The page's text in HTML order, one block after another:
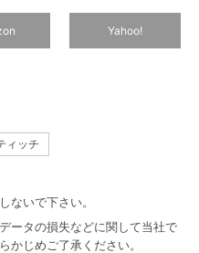
Yahoo!
ィッチ
ないで下さい。
ータの損失などに関して当社で
かじめご了承ください。